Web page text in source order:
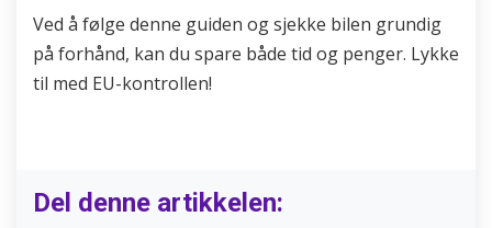
Ved å følge denne guiden og sjekke bilen grundig
på forhånd, kan du spare både tid og penger. Lykke
til med EU-kontrollen!
Del denne artikkelen: